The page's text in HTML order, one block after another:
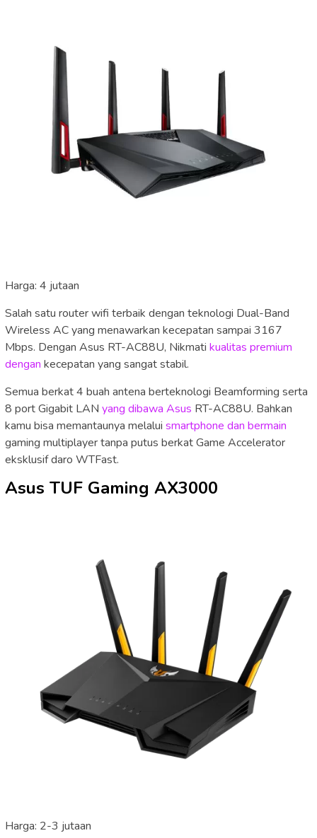
Harga: 4 jutaan
Salah satu router wifi terbaik dengan teknologi Dual-Band
Wireless AC yang menawarkan kecepatan sampai 3167
Mbps. Dengan Asus RT-AC88U, Nikmati kualitas premium
dengan kecepatan yang sangat stabil.
Semua berkat 4 buah antena berteknologi Beamforming serta
8 port Gigabit LAN yang dibawa Asus RT-AC88U. Bahkan
kamu bisa memantaunya melalui smartphone dan bermain
gaming multiplayer tanpa putus berkat Game Accelerator
eksklusif daro WTFast.
Asus TUF Gaming AX3000
Harga: 2-3 jutaan